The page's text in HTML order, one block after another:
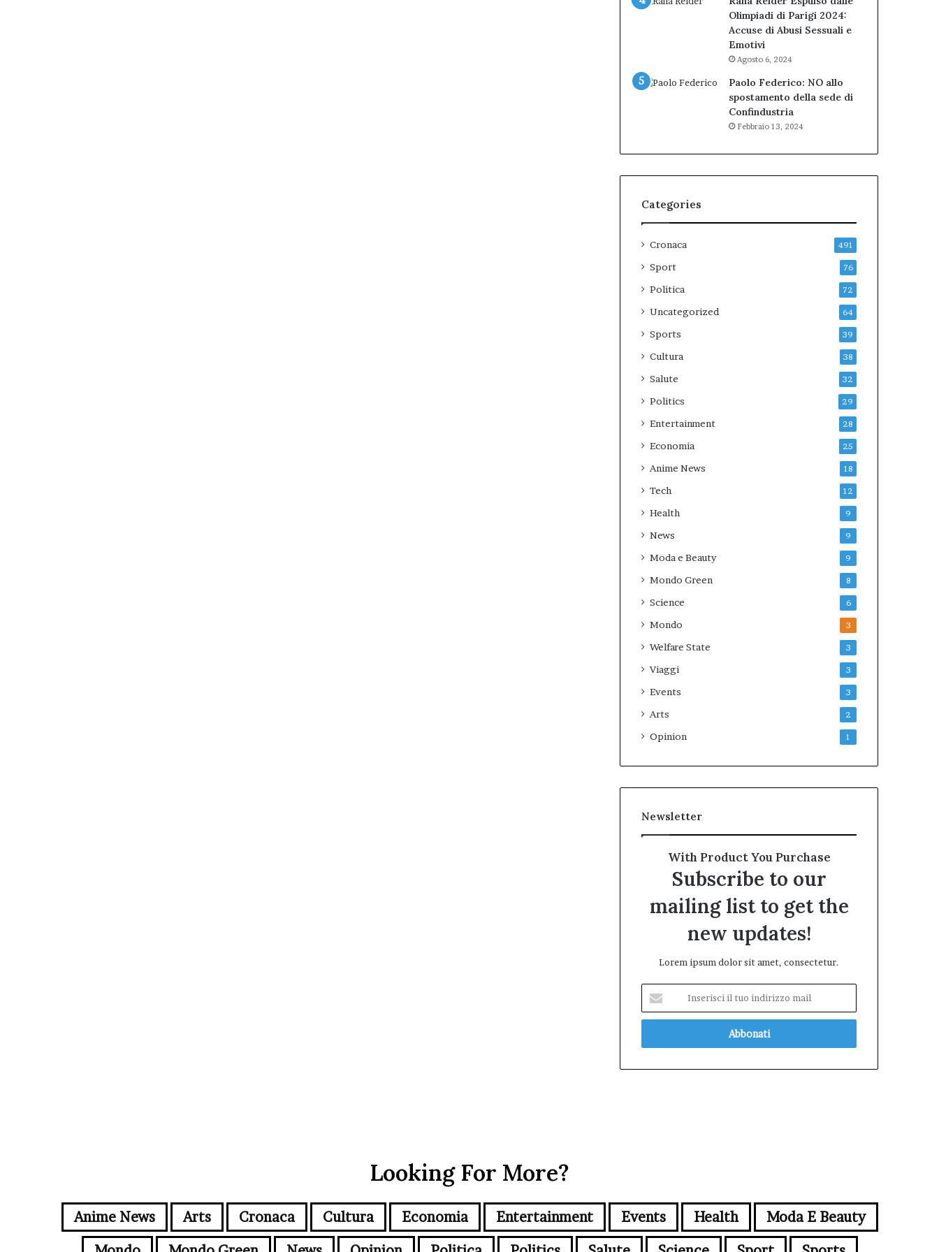
Olimpiadi di Parigi 2024:
Accuse di Abusi Sessuali e
Emotivi
Agosto 6, 2024
Paolo Federico: NO allo
spostamento della sede di
Confindustria
Febbraio 13, 2024
Categories
Cronaca 491
Sport 76
Politica 72
Uncategorized 64
Sports 39
Cultura 38
Salute 32
Politics 29
Entertainment 28
Economia 25
Anime News 18
Tech 12
Health 9
News 9
Moda e Beauty 9
Mondo Green 8
Science 6
Mondo 3
Welfare State 3
Viaggi 3
Events 3
Arts 2
Opinion 1
Newsletter
With Product You Purchase
Subscribe to our
mailing list to get the
new updates!
Lorem ipsum dolor sit amet, consectetur.
tuo
mail
Looking For More?
Anime News Arts Cronaca Cultura Economia Entertainment Events Health
Moda E Beauty